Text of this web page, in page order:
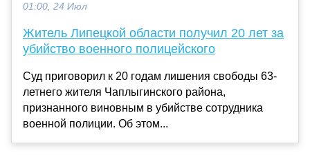
01:00, 24 Июл
Житель Липецкой области получил 20 лет за
убийство военного полицейского
Суд приговорил к 20 годам лишения свободы 63-
летнего жителя Чаплыгинского района,
признанного виновным в убийстве сотрудника
военной полиции. Об этом...